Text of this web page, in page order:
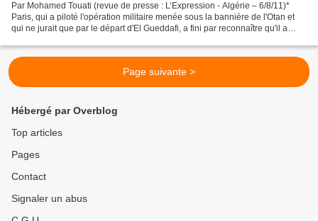
Par Mohamed Touati (revue de presse : L’Expression - Algérie – 6/8/11)*
Paris, qui a piloté l'opération militaire menée sous la bannière de l'Otan et
qui ne jurait que par le départ d'El Gueddafi, a fini par reconnaître qu'il a
Page suivante >
Hébergé par Overblog
Top articles
Pages
Contact
Signaler un abus